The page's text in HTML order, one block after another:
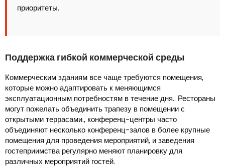
приоритеты.
Поддержка гибкой коммерческой среды
Коммерческим зданиям все чаще требуются помещения,
которые можно адаптировать к меняющимся
эксплуатационным потребностям в течение дня.. Рестораны
могут пожелать объединить трапезу в помещении с
открытыми террасами., конференц-центры часто
объединяют несколько конференц-залов в более крупные
помещения для проведения мероприятий, и заведения
гостеприимства регулярно меняют планировку для
различных мероприятий гостей.